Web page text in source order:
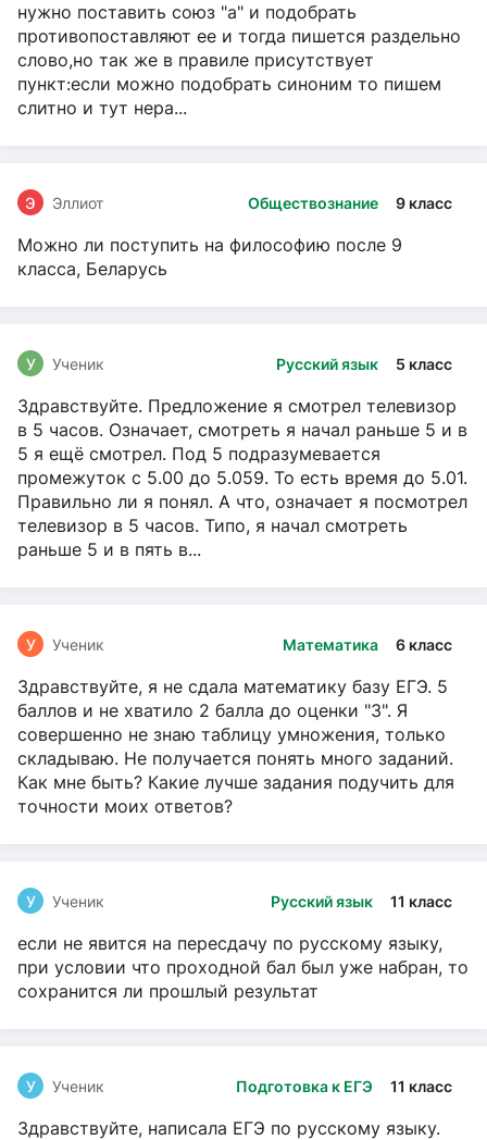
нужно поставить союз "а" и подобрать
противопоставляют ее и тогда пишется раздельно
слово,но так же в правиле присутствует
пункт:если можно подобрать синоним то пишем
слитно и тут нера...
Обществознание 9 класс
Э Эллиот
Можно ли поступить на философию после 9
класса, Беларусь
Русский язык 5 класс
У Ученик
Здравствуйте. Предложение я смотрел телевизор
в 5 часов. Означает, смотреть я начал раньше 5 и в
5 я ещё смотрел. Под 5 подразумевается
промежуток с 5.00 до 5.059. То есть время до 5.01.
Правильно ли я понял. А что, означает я посмотрел
телевизор в 5 часов. Типо, я начал смотреть
раньше 5 и в пять в...
Математика 6 класс
У Ученик
Здравствуйте, я не сдала математику базу ЕГЭ. 5
баллов и не хватило 2 балла до оценки "3". Я
совершенно не знаю таблицу умножения, только
складываю. Не получается понять много заданий.
Как мне быть? Какие лучше задания подучить для
точности моих ответов?
Русский язык 11 класс
У Ученик
если не явится на пересдачу по русскому языку,
при условии что проходной бал был уже набран, то
сохранится ли прошлый результат
Подготовка к ЕГЭ 11 класс
У Ученик
Здравствуйте, написала ЕГЭ по русскому языку.